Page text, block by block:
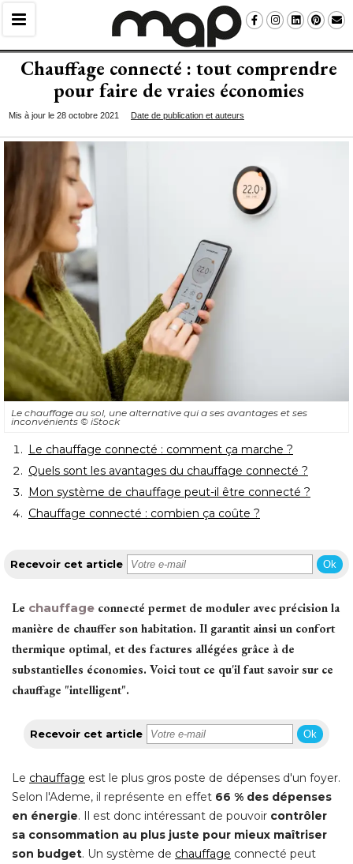
Chauffage connecté : tout comprendre
pour faire de vraies économies
Mis à jour le 28 octobre 2021 Date de publication et auteurs
Le chauffage au sol, une alternative qui a ses avantages et ses
inconvénients © iStock
Le chauffage connecté : comment ça marche ?
Quels sont les avantages du chauffage connecté ?
Mon système de chauffage peut-il être connecté ?
Chauffage connecté : combien ça coûte ?
Recevoir cet article Ok
Le chauffage connecté permet de moduler avec précision la
manière de chauffer son habitation. Il garantit ainsi un confort
thermique optimal, et des factures allégées grâce à de
substantielles économies. Voici tout ce qu'il faut savoir sur ce
chauffage "intelligent".
Recevoir cet article Ok
Le chauffage est le plus gros poste de dépenses d'un foyer.
Selon l'Ademe, il représente en effet 66 % des dépenses
en énergie. Il est donc intéressant de pouvoir contrôler
sa consommation au plus juste pour mieux maîtriser
son budget. Un système de chauffage connecté peut